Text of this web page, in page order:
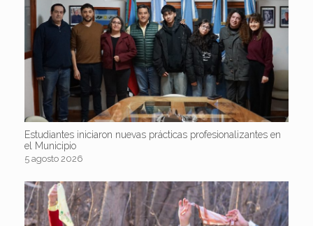
Estudiantes iniciaron nuevas prácticas profesionalizantes en
el Municipio
5 agosto 2026